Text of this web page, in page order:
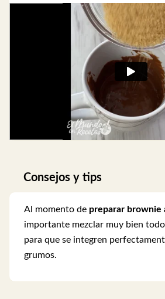
Consejos y tips
Al momento de preparar brownie
importante mezclar muy bien
para que se integren
grumos.